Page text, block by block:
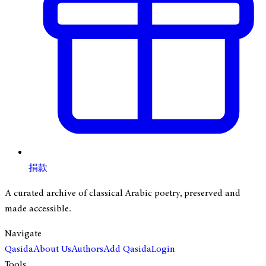
捐款
A curated archive of classical Arabic poetry, preserved and
made accessible.
Navigate
QasidaAbout UsAuthorsAdd QasidaLogin